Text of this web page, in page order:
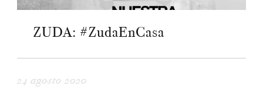
ZUDA: #ZudaEnCasa
24 agosto 2020